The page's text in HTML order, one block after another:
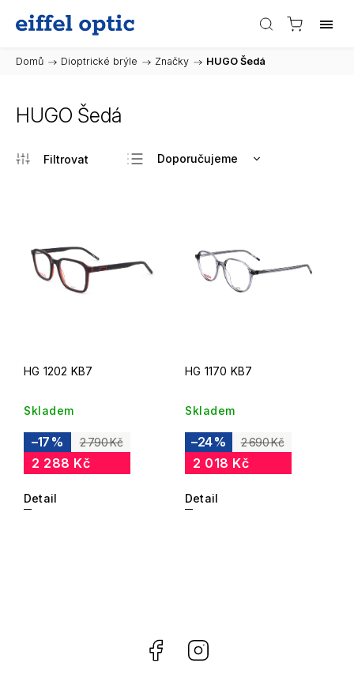
Domů / Dioptrické brýle / Značky / HUGO Šedá
HUGO Šedá
Doporučujeme
Abecedně
HG 1202 KB7
Skladem
2 790 Kč
–17 %
2 288 Kč
Detail
HG 1170 KB7
Skladem
2 690 Kč
–24 %
2 018 Kč
Detail
Facebook